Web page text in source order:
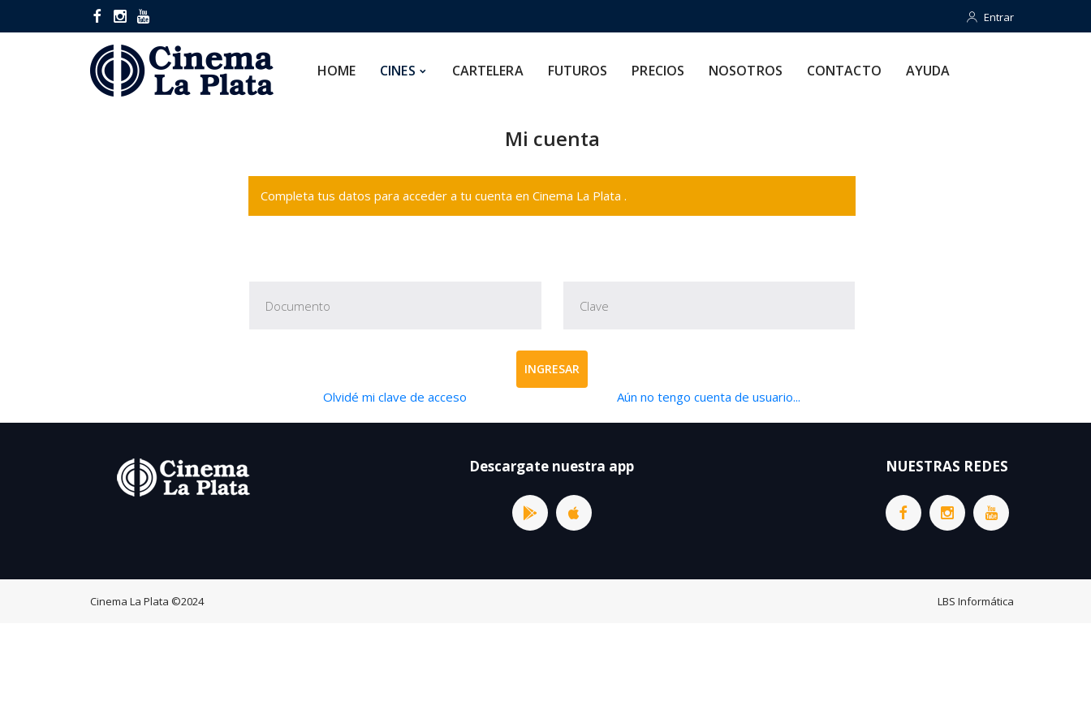
Entrar
Entrar
HOME CINES CARTELERA FUTUROS PRECIOS NOSOTROS CONTACTO AYUDA
Mi cuenta
Completa tus datos para acceder a tu cuenta en Cinema La Plata .
INGRESAR
Olvidé mi clave de acceso Aún no tengo cuenta de usuario...
Descargate nuestra app NUESTRAS REDES
Cinema La Plata ©2024 LBS Informática